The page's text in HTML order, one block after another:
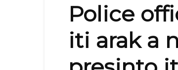
Police
iti arak a